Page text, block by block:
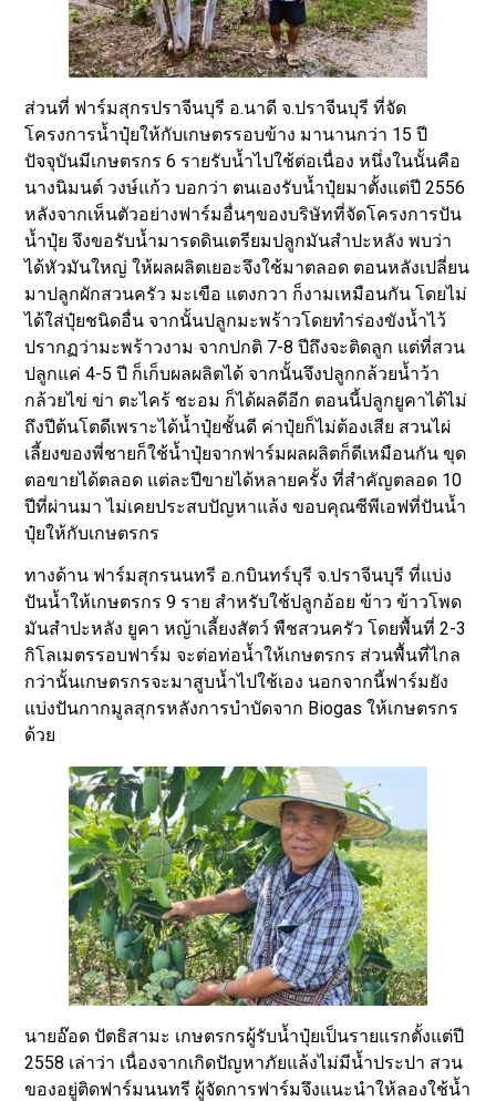
ส่วนที่ ฟาร์มสุกรปราจีนบุรี อ.นาดี จ.ปราจีนบุรี ที่จัด
โครงการน้ำปุ๋ยให้กับเกษตรรอบข้าง มานานกว่า 15 ปี
ปัจจุบันมีเกษตรกร 6 รายรับน้ำไปใช้ต่อเนื่อง หนึ่งในนั้นคือ
นางนิมนต์ วงษ์แก้ว บอกว่า ตนเองรับน้ำปุ๋ยมาตั้งแต่ปี 2556
หลังจากเห็นตัวอย่างฟาร์มอื่นๆของบริษัทที่จัดโครงการปัน
น้ำปุ๋ย จึงขอรับน้ำมารดดินเตรียมปลูกมันสำปะหลัง พบว่า
ได้หัวมันใหญ่ ให้ผลผลิตเยอะจึงใช้มาตลอด ตอนหลังเปลี่ยน
มาปลูกผักสวนครัว มะเขือ แตงกวา ก็งามเหมือนกัน โดยไม่
ได้ใส่ปุ๋ยชนิดอื่น จากนั้นปลูกมะพร้าวโดยทำร่องขังน้ำไว้
ปรากฏว่ามะพร้าวงาม จากปกติ 7-8 ปีถึงจะติดลูก แต่ที่สวน
ปลูกแค่ 4-5 ปี ก็เก็บผลผลิตได้ จากนั้นจึงปลูกกล้วยน้ำว้า
กล้วยไข่ ข่า ตะไคร้ ชะอม ก็ได้ผลดีอีก ตอนนี้ปลูกยูคาได้ไม่
ถึงปีต้นโตดีเพราะได้น้ำปุ๋ยชั้นดี ค่าปุ๋ยก็ไม่ต้องเสีย สวนไผ่
เลี้ยงของพี่ชายก็ใช้น้ำปุ๋ยจากฟาร์มผลผลิตก็ดีเหมือนกัน ขุด
ตอขายได้ตลอด แต่ละปีขายได้หลายครั้ง ที่สำคัญตลอด 10
ปีที่ผ่านมา ไม่เคยประสบปัญหาแล้ง ขอบคุณซีพีเอฟที่ปันน้ำ
ปุ๋ยให้กับเกษตรกร
ทางด้าน ฟาร์มสุกรนนทรี อ.กบินทร์บุรี จ.ปราจีนบุรี ที่แบ่ง
ปันน้ำให้เกษตรกร 9 ราย สำหรับใช้ปลูกอ้อย ข้าว ข้าวโพด
มันสำปะหลัง ยูคา หญ้าเลี้ยงสัตว์ พืชสวนครัว โดยพื้นที่ 2-3
กิโลเมตรรอบฟาร์ม จะต่อท่อน้ำให้เกษตรกร ส่วนพื้นที่ไกล
กว่านั้นเกษตรกรจะมาสูบน้ำไปใช้เอง นอกจากนี้ฟาร์มยัง
แบ่งปันกากมูลสุกรหลังการบำบัดจาก Biogas ให้เกษตรกร
ด้วย
นายอ๊อด ปัตธิสามะ เกษตรกรผู้รับน้ำปุ๋ยเป็นรายแรกตั้งแต่ปี
2558 เล่าว่า เนื่องจากเกิดปัญหาภัยแล้งไม่มีน้ำประปา สวน
ของอยู่ติดฟาร์มนนทรี ผู้จัดการฟาร์มจึงแนะนำให้ลองใช้น้ำ